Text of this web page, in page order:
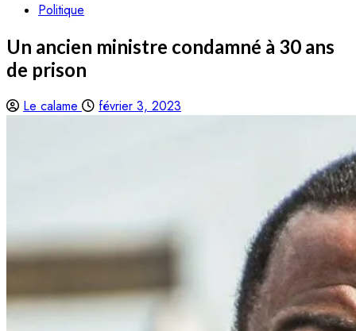
Politique
Un ancien ministre condamné à 30 ans
de prison
Le calame février 3, 2023